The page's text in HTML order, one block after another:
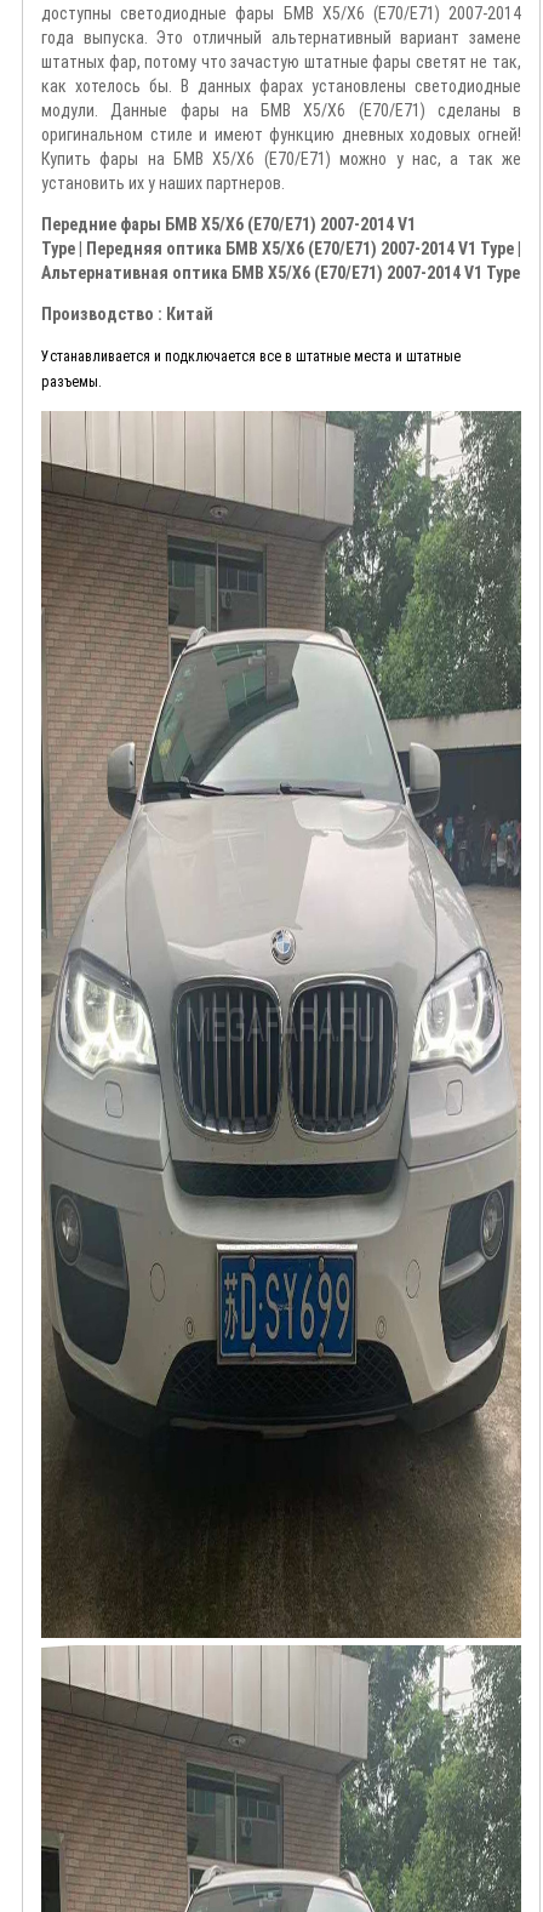
доступны светодиодные фары БМВ Х5/Х6 (Е70/Е71) 2007-2014
года выпуска. Это отличный альтернативный вариант замене
штатных фар, потому что зачастую штатные фары светят не так,
как хотелось бы. В данных фарах установлены светодиодные
модули. Данные фары на БМВ Х5/Х6 (Е70/Е71) сделаны в
оригинальном стиле и имеют функцию дневных ходовых огней!
Купить фары на БМВ Х5/Х6 (Е70/Е71) можно у нас, а так же
установить их у наших партнеров.
Передние фары БМВ Х5/Х6 (Е70/Е71) 2007-2014 V1
Type | Передняя оптика БМВ Х5/Х6 (Е70/Е71) 2007-2014 V1 Type |
Альтернативная оптика БМВ Х5/Х6 (Е70/Е71) 2007-2014 V1 Type
Производство : Китай
Устанавливается и подключается все в штатные места и штатные
разъемы.